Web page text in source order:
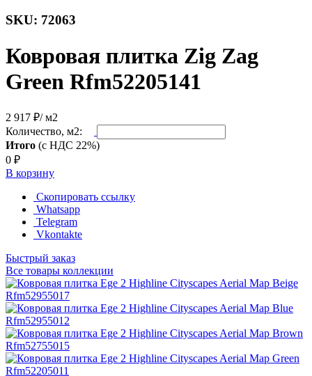
SKU: 72063
Ковровая плитка Zig Zag
Green Rfm52205141
2 917 ₽/ м2
Количество, м2:
Итого (с НДС 22%)
0 ₽
В корзину
Скопировать ссылку
Whatsapp
Telegram
Vkontakte
Быстрый заказ
Все товары коллекции